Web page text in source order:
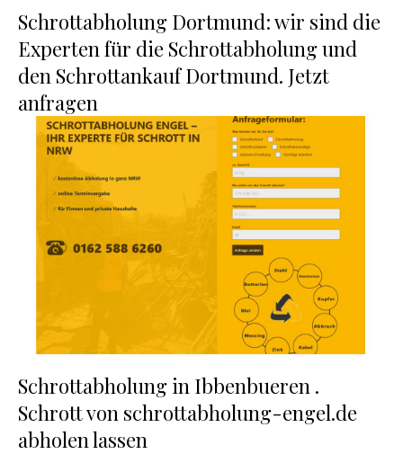
Schrottabholung Dortmund: wir sind die
Experten für die Schrottabholung und
den Schrottankauf Dortmund. Jetzt
anfragen
Schrottabholung in Ibbenbueren .
Schrott von schrottabholung-engel.de
abholen lassen